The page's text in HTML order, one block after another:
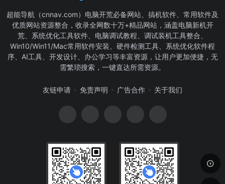
超能导航（cnnav.com）电脑开荒必备网站、搞机软件、常用软件及
优质网站资源整合，收录全网数十万+精品网站，涵盖电脑新机开
荒、系统优化工具软件、电脑调试教程、调试装机工具整合、
Win10/Win11/Mac常用软件安装、硬件检测工具、系统优化软件程
序、AI工具、开发设计、办公学习等丰富资源，让用户更加便捷，无
需繁琐搜索，一键直达所需资源。
友链申请 免责声明 广告合作 关于我们